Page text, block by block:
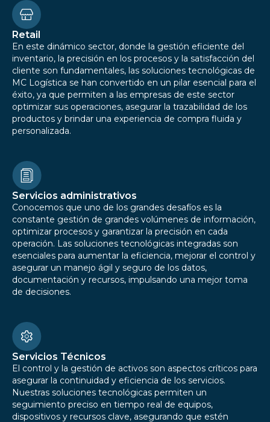
Retail
En este dinámico sector, donde la gestión eficiente del
inventario, la precisión en los procesos y la satisfacción del
cliente son fundamentales, las soluciones tecnológicas de
MC Logística se han convertido en un pilar esencial para el
éxito, ya que permiten a las empresas de este sector
optimizar sus operaciones, asegurar la trazabilidad de los
productos y brindar una experiencia de compra fluida y
personalizada.
Servicios administrativos
Conocemos que uno de los grandes desafíos es la
constante gestión de grandes volúmenes de información,
optimizar procesos y garantizar la precisión en cada
operación. Las soluciones tecnológicas integradas son
esenciales para aumentar la eficiencia, mejorar el control y
asegurar un manejo ágil y seguro de los datos,
documentación y recursos, impulsando una mejor toma
de decisiones.
Servicios Técnicos
El control y la gestión de activos son aspectos críticos para
asegurar la continuidad y eficiencia de los servicios.
Nuestras soluciones tecnológicas permiten un
seguimiento preciso en tiempo real de equipos,
dispositivos y recursos clave, asegurando que estén